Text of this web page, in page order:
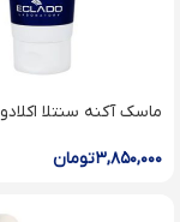
ماسک آکنه سنتلا اکلادو
۳,۸۵۰,۰۰۰تومان